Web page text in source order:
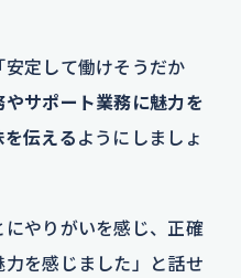
定して働けそうだか
やサポート業務に魅力を
伝える ようにしましょ
やりがいを感じ、正確
を感じました」と話せ